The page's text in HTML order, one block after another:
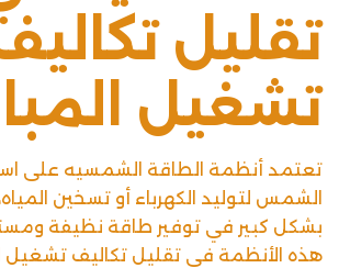
تقليل
تشغيل
تعتمد أنظمة الطاقة الشمسيه على
الشمس لتوليد الكهرباء أو تسخين
بشكل كبير في توفير طاقة نظيفة
هذه الأنظمة في تقليل تكاليف تشغيل